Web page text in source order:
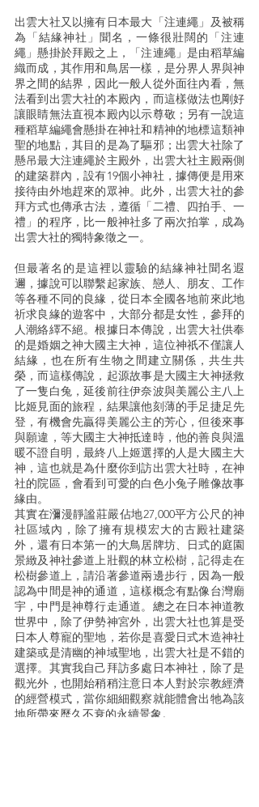
出雲大社又以擁有日本最大「注連繩」及被稱
為「結緣神社」聞名，一條很壯闊的「注連
繩」懸掛於拜殿之上，「注連繩」是由稻草編
織而成，其作用和鳥居一樣，是分界人界與神
界之間的結界，因此一般人從外面往內看，無
法看到出雲大社的本殿內，而這樣做法也剛好
讓眼睛無法直視本殿內以示尊敬；另有一說這
種稻草編繩會懸掛在神社和精神的地標這類神
聖的地點，其目的是為了驅邪；出雲大社除了
懸吊最大注連繩於主殿外，出雲大社主殿兩側
的建築群內，設有19個小神社，據傳便是用來
接待由外地趕來的眾神。此外，出雲大社的參
拜方式也傳承古法，遵循「二禮、四拍手、一
禮」的程序，比一般神社多了兩次拍掌，成為
出雲大社的獨特象徵之一。
但最著名的是這裡以靈驗的結緣神社聞名遐
邇，據說可以聯繫起家族、戀人、朋友、工作
等各種不同的良緣，從日本全國各地前來此地
祈求良緣的遊客中，大部分都是女性，參拜的
人潮絡繹不絕。根據日本傳說，出雲大社供奉
的是婚姻之神大國主大神，這位神祇不僅讓人
結緣，也在所有生物之間建立關係，共生共
榮，而這樣傳說，起源故事是大國主大神拯救
了一隻白兔，延後前往伊奈波與美麗公主八上
比姬見面的旅程，結果讓他刻薄的手足捷足先
登，有機會先贏得美麗公主的芳心，但後來事
與願違，等大國主大神抵達時，他的善良與溫
暖不證自明，最終八上姬選擇的人是大國主大
神，這也就是為什麼你到訪出雲大社時，在神
社的院區，會看到可愛的白色小兔子雕像故事
緣由。
其實在瀰漫靜謐莊嚴佔地27,000平方公尺的神
社區域內，除了擁有規模宏大的古殿社建築
外，還有日本第一的大鳥居牌坊、日式的庭園
景緻及神社參道上壯觀的林立松樹，記得走在
松樹參道上，請沿著參道兩邊步行，因為一般
認為中間是神的通道，這樣概念有點像台灣廟
宇，中門是神尊行走通道。總之在日本神道教
世界中，除了伊勢神宮外，出雲大社也算是受
日本人尊寵的聖地，若你是喜愛日式木造神社
建築或是清幽的神域聖地，出雲大社是不錯的
選擇。其實我自己拜訪多處日本神社，除了是
觀光外，也開始稍稍注意日本人對於宗教經濟
的經營模式，當你細細觀察就能體會出牠為該
地所帶來歷久不衰的永續景象。